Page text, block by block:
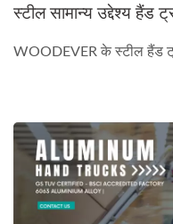
स्टील सामान्य उद्देश्य हैंड
WOODEVER के स्टील हैंड